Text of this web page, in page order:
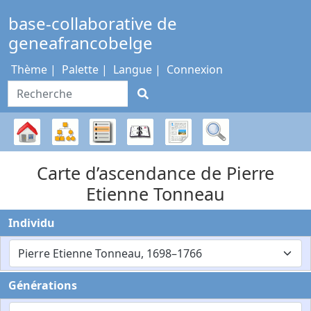
base-collaborative de
geneafrancobelge
Recherche
Thème Palette Langue Connexion
généalogique
Diagrammes
Listes CalendrierRapports
Carte d’ascendance de Pierre
Etienne Tonneau
Individu
Pierre Etienne Tonneau, 1698–1766
Générations